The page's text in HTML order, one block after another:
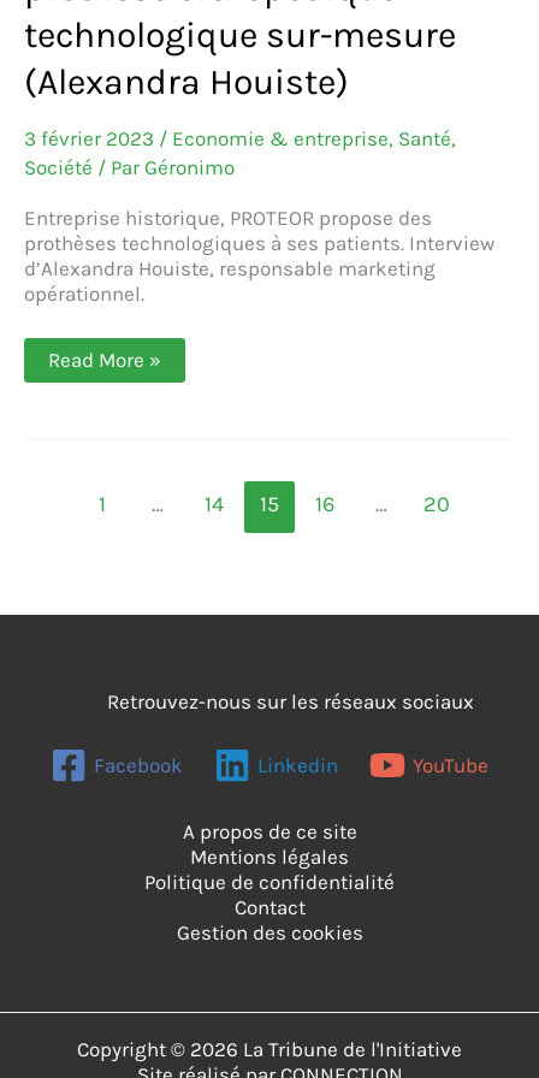
technologique sur-mesure
(Alexandra Houiste)
3 février 2023 / Economie & entreprise, Santé,
Société / Par Géronimo
Entreprise historique, PROTEOR propose des
prothèses technologiques à ses patients. Interview
d’Alexandra Houiste, responsable marketing
opérationnel.
PROTEOR,
spécialiste
Read More »
1 … 14 15 16 … 20
Retrouvez-nous sur les réseaux sociaux
Facebook Linkedin YouTube
A propos de ce site
Mentions légales
Politique de confidentialité
Contact
Gestion des cookies
Copyright © 2026 La Tribune de l'Initiative